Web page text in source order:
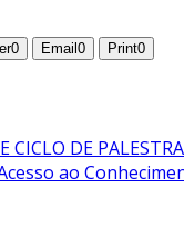
0 Email 0 Print0
CICLO DE
ao